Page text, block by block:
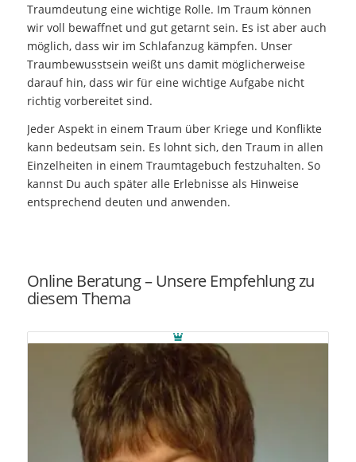
Traumdeutung eine wichtige Rolle. Im Traum können
wir voll bewaffnet und gut getarnt sein. Es ist aber auch
möglich, dass wir im Schlafanzug kämpfen. Unser
Traumbewusstsein weißt uns damit möglicherweise
darauf hin, dass wir für eine wichtige Aufgabe nicht
richtig vorbereitet sind.
Jeder Aspekt in einem Traum über Kriege und Konflikte
kann bedeutsam sein. Es lohnt sich, den Traum in allen
Einzelheiten in einem Traumtagebuch festzuhalten. So
kannst Du auch später alle Erlebnisse als Hinweise
entsprechend deuten und anwenden.
Online Beratung – Unsere Empfehlung zu
diesem Thema